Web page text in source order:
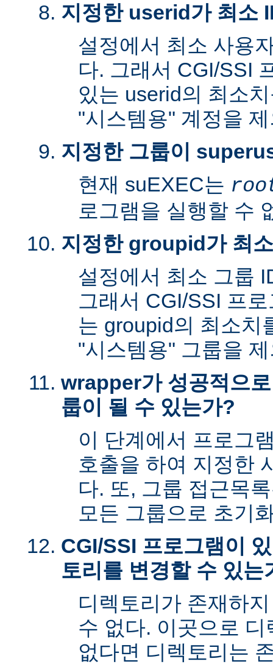
지정한 userid가 최소
설정에서 최소 사용
다. 그래서 CGI/SSI
있는 userid의 최소
"시스템용" 계정을
지정한 그룹이
현재 suEXEC는
로그램을 실행할 수
지정한 groupid가 최
설정에서 최소 그룹
그래서 CGI/SSI 프
는 groupid의 최소치
"시스템용" 그룹을
wrapper가 성공적으
룹이 될 수 있는가?
이 단계에서 프로그
호출을 하여 지정한
다. 또, 그룹 접근목
모든 그룹으로 초기
CGI/SSI 프로그램이
토리를 변경할 수 있는
디렉토리가 존재하
수 없다. 이곳으로
없다면 디렉토리는